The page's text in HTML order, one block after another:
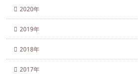
2020年
2019年
2018年
2017年